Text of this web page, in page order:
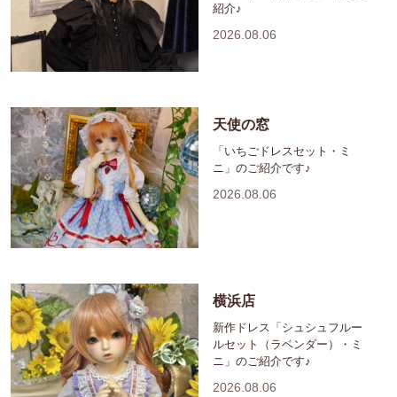
紹介♪
2026.08.06
天使の窓
「いちごドレスセット・ミ
ニ」のご紹介です♪
2026.08.06
横浜店
新作ドレス「シュシュフルー
ルセット（ラベンダー）・ミ
ニ」のご紹介です♪
2026.08.06